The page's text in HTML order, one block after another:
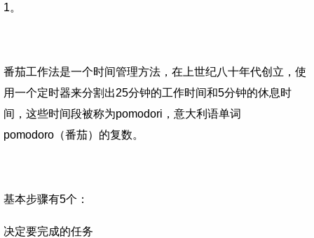
1。
番茄工作法是一个时间管理方法，在上世纪八十年代创立，使
用一个定时器来分割出25分钟的工作时间和5分钟的休息时
间，这些时间段被称为pomodori，意大利语单词
pomodoro（番茄）的复数。
基本步骤有5个：
决定要完成的任务